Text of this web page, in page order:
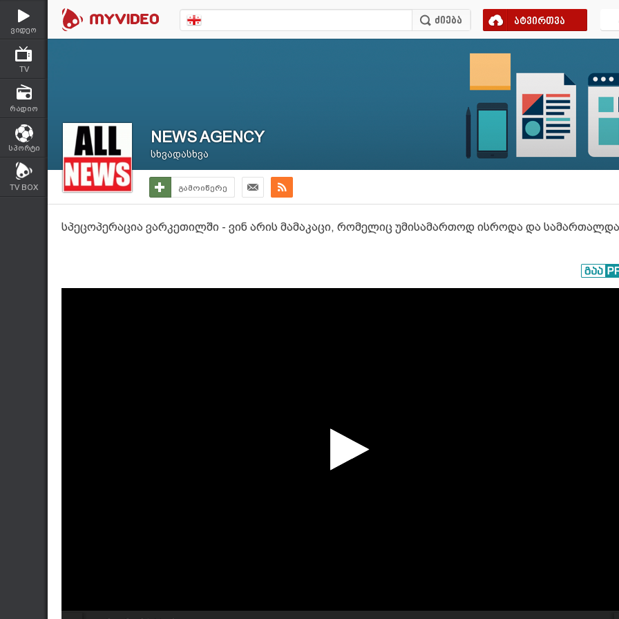
ვიდეო
TV
რადიო
სპორტი
TV BOX
ატვირთვა
NEWS AGENCY
სხვადასხვა
გამოიწერე
სპეცოპერაცია ვარკეთილში - ვინ არის მამაკაცი, რომელიც უმისამართოდ ისროდა და